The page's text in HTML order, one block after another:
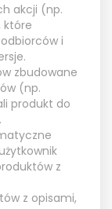
akcji (np.
które
i
zbudowane
(np.
produkt do
z
z opisami,